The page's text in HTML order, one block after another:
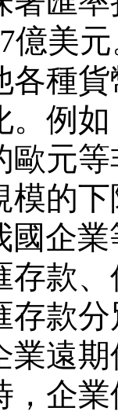
億美
各種
。例如
歐元
模的
國企
存款
存款
業遠
，企